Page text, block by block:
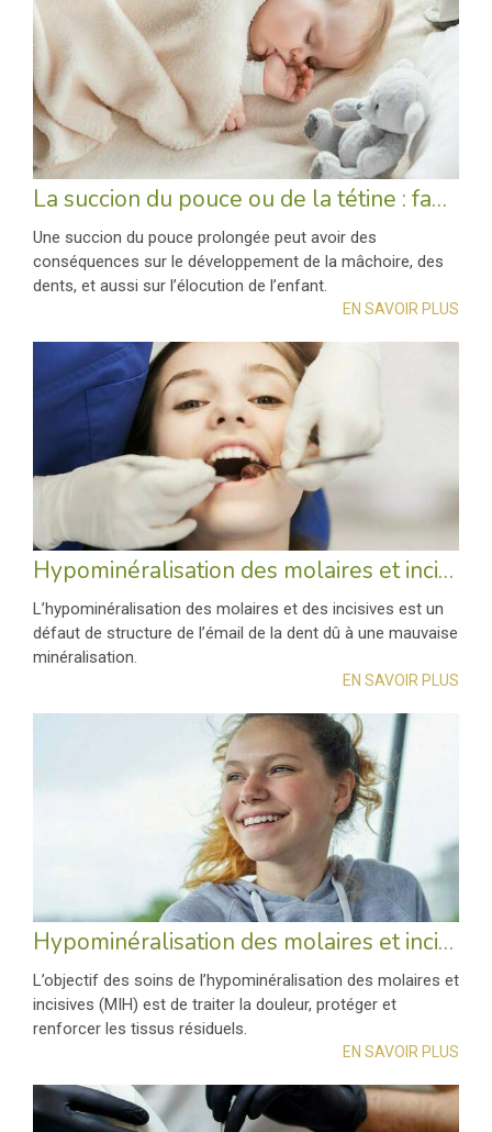
La succion du pouce ou de la tétine : faut-il intervenir ?
Une succion du pouce prolongée peut avoir des
conséquences sur le développement de la mâchoire, des
dents, et aussi sur l’élocution de l’enfant.
EN SAVOIR PLUS
Hypominéralisation des molaires et incisives (mih) : présentation
L’hypominéralisation des molaires et des incisives est un
défaut de structure de l’émail de la dent dû à une mauvaise
minéralisation.
EN SAVOIR PLUS
Hypominéralisation des molaires et incisives (mih) : quels soins ?
L’objectif des soins de l’hypominéralisation des molaires et
incisives (MIH) est de traiter la douleur, protéger et
renforcer les tissus résiduels.
EN SAVOIR PLUS